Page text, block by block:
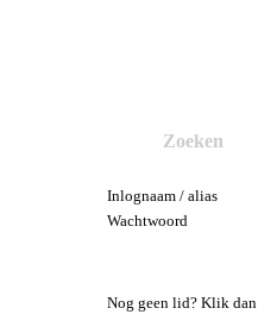
Zoeken
Inlognaam / alias
Wachtwoord
Nog geen lid? Klik dan